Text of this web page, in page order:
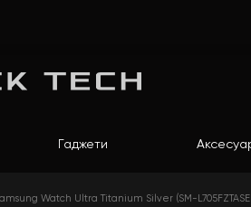
Гаджети
Watch Ultra Titanium Silver (SM-